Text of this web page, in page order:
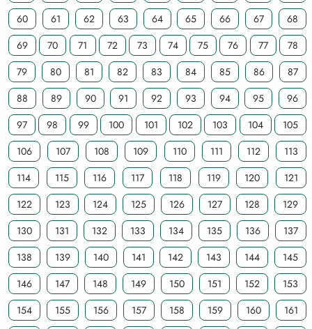
60
61 62 63 64 65 66 67
68
69
70 71 72 73 74 75 76 77
78
79
80 81 82 83 84 85 86
87
88
89 90 91 92 93 94 95
96
97
98 99 100 101 102 103 104
105
106
107 108 109 110 111 112
113
114
115 116 117 118 119 120
121
122
123 124 125 126 127 128
129
130
131 132 133 134 135 136
137
138
139 140 141 142 143 144
145
146
147 148 149 150 151 152
153
154
155 156 157 158 159 160
161